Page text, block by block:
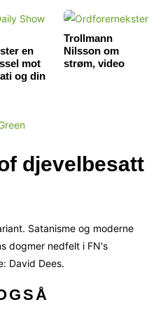
en
mot
og din
Trollmann
Nilsson om
strøm, video
djevelbesatt
Satanisme og moderne
dogmer nedfelt i FN's
David Dees.